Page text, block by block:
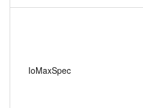
IoMaxSpec